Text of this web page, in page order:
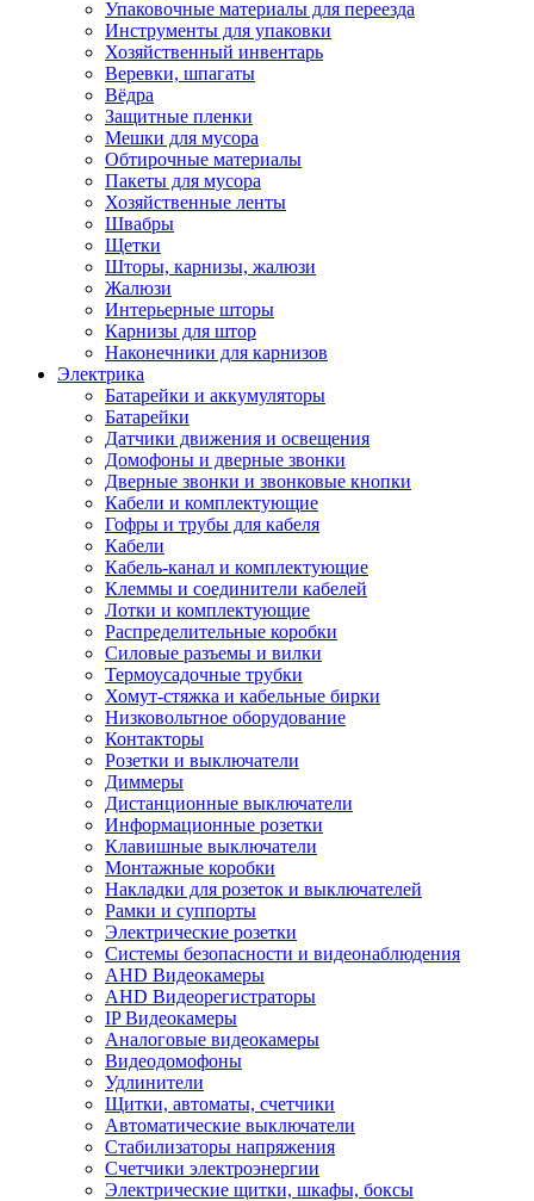
Упаковочные материалы для переезда
Инструменты для упаковки
Хозяйственный инвентарь
Веревки, шпагаты
Вёдра
Защитные пленки
Мешки для мусора
Обтирочные материалы
Пакеты для мусора
Хозяйственные ленты
Швабры
Щетки
Шторы, карнизы, жалюзи
Жалюзи
Интерьерные шторы
Карнизы для штор
Наконечники для карнизов
Электрика
Батарейки и аккумуляторы
Батарейки
Датчики движения и освещения
Домофоны и дверные звонки
Дверные звонки и звонковые кнопки
Кабели и комплектующие
Гофры и трубы для кабеля
Кабели
Кабель-канал и комплектующие
Клеммы и соединители кабелей
Лотки и комплектующие
Распределительные коробки
Силовые разъемы и вилки
Термоусадочные трубки
Хомут-стяжка и кабельные бирки
Низковольтное оборудование
Контакторы
Розетки и выключатели
Диммеры
Дистанционные выключатели
Информационные розетки
Клавишные выключатели
Монтажные коробки
Накладки для розеток и выключателей
Рамки и суппорты
Электрические розетки
Системы безопасности и видеонаблюдения
AHD Видеокамеры
AHD Видеорегистраторы
IP Видеокамеры
Аналоговые видеокамеры
Видеодомофоны
Удлинители
Щитки, автоматы, счетчики
Автоматические выключатели
Стабилизаторы напряжения
Счетчики электроэнергии
Электрические щитки, шкафы, боксы